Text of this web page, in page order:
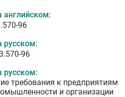
английском:
96
русском:
96
русском:
требования к предприятиям
и организации